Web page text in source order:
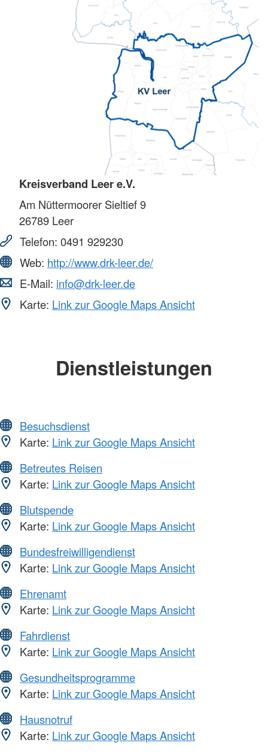
Kreisverband Leer e.V.
Am Nüttermoorer Sieltief 9
26789 Leer
Telefon: 0491 929230
Web: http://www.drk-leer.de/
E-Mail: info@drk-leer.de
Karte: Link zur Google Maps Ansicht
Dienstleistungen
Besuchsdienst
Karte: Link zur Google Maps Ansicht
Betreutes Reisen
Karte: Link zur Google Maps Ansicht
Blutspende
Karte: Link zur Google Maps Ansicht
Bundesfreiwilligendienst
Karte: Link zur Google Maps Ansicht
Ehrenamt
Karte: Link zur Google Maps Ansicht
Fahrdienst
Karte: Link zur Google Maps Ansicht
Gesundheitsprogramme
Karte: Link zur Google Maps Ansicht
Hausnotruf
Karte: Link zur Google Maps Ansicht